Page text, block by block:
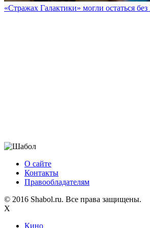
«Стражах Галактики» могли остаться без
О сайте
Контакты
Правообладателям
© 2016 Shabol.ru. Все права защищены.
X
Кино